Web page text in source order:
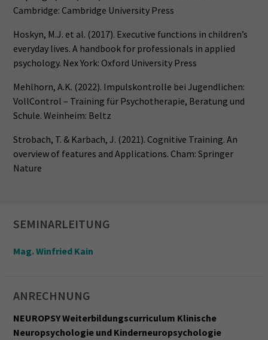
Cambridge: Cambridge University Press
Hoskyn, M.J. et al. (2017). Executive functions in children’s
everyday lives. A handbook for professionals in applied
psychology. Nex York: Oxford University Press
Mehlhorn, A.K. (2022). Impulskontrolle bei Jugendlichen:
VollControl – Training für Psychotherapie, Beratung und
Schule. Weinheim: Beltz
Strobach, T. & Karbach, J. (2021). Cognitive Training. An
overview of features and Applications. Cham: Springer
Nature
SEMINARLEITUNG
Mag. Winfried Kain
ANRECHNUNG
NEUROPSY Weiterbildungscurriculum Klinische
Neuropsychologie und Kinderneuropsychologie